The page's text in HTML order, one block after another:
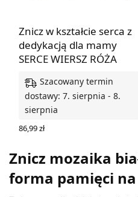
Znicz w kształcie serca z
dedykacją dla mamy
SERCE WIERSZ RÓŻA
Szacowany termin
dostawy: 7. sierpnia - 8.
sierpnia
86,99zł
Znicz mozaika
forma pamięci